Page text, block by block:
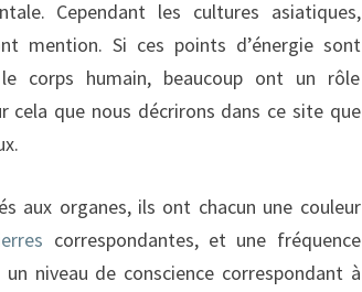
Cependant les cultures asiatiques,
mention. Si ces points d’énergie sont
corps humain, beaucoup ont un rôle
cela que nous décrirons dans ce site que
aux organes, ils ont chacun une couleur
correspondantes, et une fréquence
un niveau de conscience correspondant à